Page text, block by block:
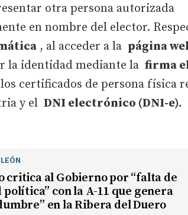
otra persona autorizada
en nombre del elector.
, al acceder a la página
la identidad mediante la firma
certificados de persona física
y el DNI electrónico (DNI-e).
critica al Gobierno por “falta de
con la A-11 que genera
en la Ribera del Duero